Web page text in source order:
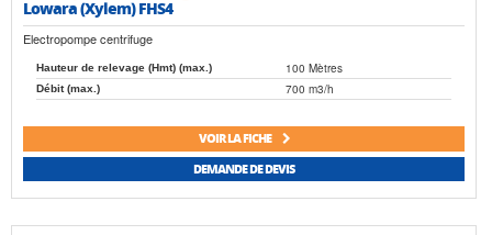
Lowara (Xylem) FHS4
Electropompe centrifuge
Hauteur de relevage (Hmt) (max.) 100 Mètres
Débit (max.) 700 m3/h
VOIR LA FICHE
DEMANDE DE DEVIS